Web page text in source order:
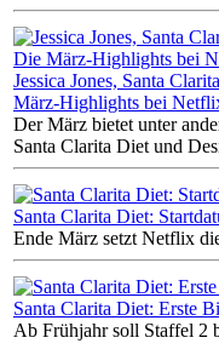
Jessica Jones, Santa
März-Highlights bei
Der März bietet unter
Santa Clarita Diet und
Santa Clarita Diet:
Ende März setzt Netflix
Santa Clarita Diet: Erste
Ab Frühjahr soll Staffel 2